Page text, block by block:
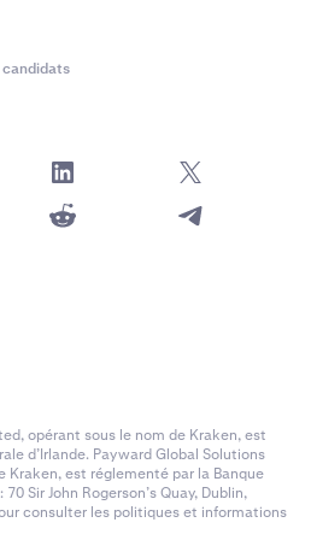
opérant sous le nom de Kraken, est
d’Irlande. Payward Global Solutions
Kraken, est réglementé par la Banque
Sir John Rogerson’s Quay, Dublin,
consulter les politiques et informations